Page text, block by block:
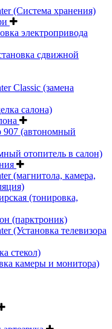
(Система хранения)
электропривода
сдвижной
Classic (замена
салона)
907 (автономный
отопитель в салон)
(магнитола, камера,
(тонировка,
(парктроник)
(Установка телевизора
стекол)
камеры и монитора)